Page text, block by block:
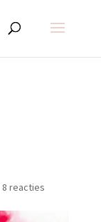
8 reacties